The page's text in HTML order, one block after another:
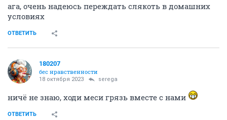
ага, очень надеюсь переждать слякоть в домашних
условиях
ОТВЕТИТЬ
180207
бес нравственности
18 октября 2023 serega
ничё не знаю, ходи меси грязь вместе с нами
ОТВЕТИТЬ